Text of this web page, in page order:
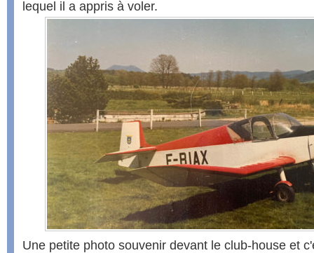
lequel il a appris à voler.
Une petite photo souvenir devant le club-house et